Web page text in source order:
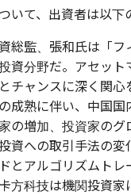
いて、出資者は以下
総監、張和氏は「
資分野だ。アセッ
チャンスに深く関
成熟に伴い、中国
の増加、投資家の
資への取引手法の
とアルゴリズムト
方科技は機関投資